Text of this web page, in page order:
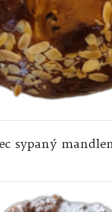
sypaný